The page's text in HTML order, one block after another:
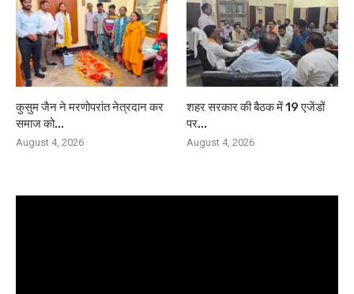
कुसुम जैन ने मरणोपरांत नेत्रदान कर
समाज को...
August 4, 2026
शहर सरकार की बैठक में 19 एजेंडों
पर...
August 4, 2026